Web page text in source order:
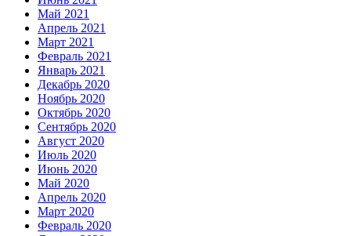
Май 2021
Апрель 2021
Март 2021
Февраль 2021
Январь 2021
Декабрь 2020
Ноябрь 2020
Октябрь 2020
Сентябрь 2020
Август 2020
Июль 2020
Июнь 2020
Май 2020
Апрель 2020
Март 2020
Февраль 2020